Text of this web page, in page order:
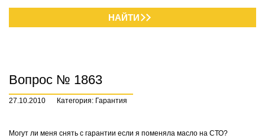
НАЙТИ
Вопрос № 1863
27.10.2010 Категория: Гарантия
Могут ли меня снять с гарантии если я поменяла масло на СТО?